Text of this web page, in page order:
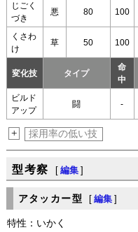
じごく
づき
悪 80 100
くさわ
け
草 50 100
変化技 タイプ
命
中
ビルド
アップ
闘 -
+ 採用率の低い技
型考察 [ 編集 ]
アタッカー型 [ 編集 ]
特性：いかく